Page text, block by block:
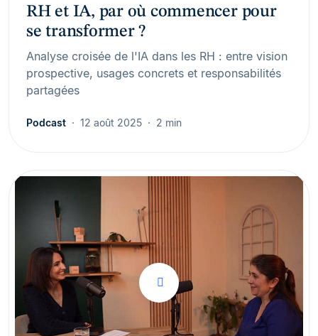
RH et IA, par où commencer pour
se transformer ?
Analyse croisée de l'IA dans les RH : entre vision
prospective, usages concrets et responsabilités
partagées
Podcast 12 août 2025 2 min